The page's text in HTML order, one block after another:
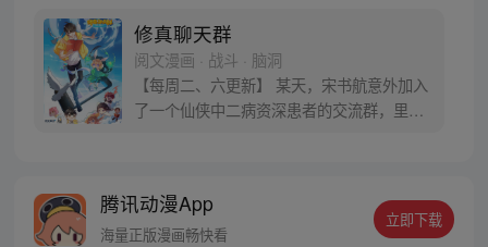
修真聊天群
阅文漫画 · 战斗 · 脑洞
【每周二、六更新】 某天，宋书航意外加入
了一个仙侠中二病资深患者的交流群，里面
丹、闯秘境、炼功经验啥的。 突然有一天，
潜水良久的他发现……群里每一个群员竟然
腾讯动漫App
海量正版漫画畅快看
立即下载